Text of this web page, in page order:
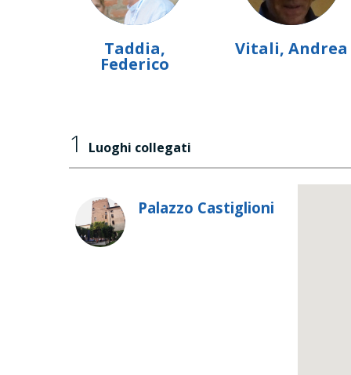
Taddia,
Federico
Vitali, Andrea
1 Luoghi collegati
Palazzo Castiglioni